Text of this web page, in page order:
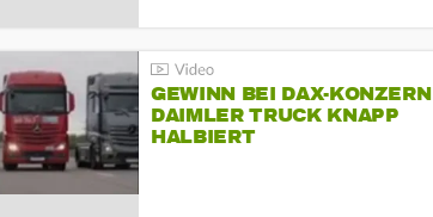
GEWINN BEI DAX-KONZERN
DAIMLER TRUCK KNAPP
HALBIERT